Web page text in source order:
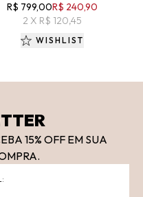
R$ 799,00R$ 240,90
2 X R$ 120,45
WISHLIST
15% OFF EM SUA